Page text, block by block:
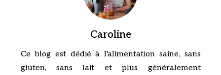
Caroline
Ce blog est dédié à l'alimentation saine, sans
gluten, sans lait et plus généralement